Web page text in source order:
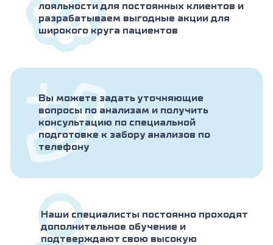
лояльности для постоянных клиентов и
разрабатываем выгодные акции для
широкого круга пациентов
Вы можете задать уточняющие
вопросы по анализам и получить
консультацию по специальной
подготовке к забору анализов по
телефону
Наши специалисты постоянно проходят
дополнительное обучение и
подтверждают свою высокую